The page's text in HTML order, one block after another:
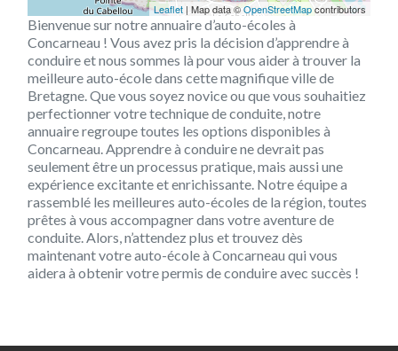
Leaflet | Map data ©OpenStreetMapcontributors
Bienvenue sur notre annuaire d’auto-écoles à
Concarneau ! Vous avez pris la décision d’apprendre à
conduire et nous sommes là pour vous aider à trouver la
meilleure auto-école dans cette magnifique ville de
Bretagne. Que vous soyez novice ou que vous souhaitiez
perfectionner votre technique de conduite, notre
annuaire regroupe toutes les options disponibles à
Concarneau. Apprendre à conduire ne devrait pas
seulement être un processus pratique, mais aussi une
expérience excitante et enrichissante. Notre équipe a
rassemblé les meilleures auto-écoles de la région, toutes
prêtes à vous accompagner dans votre aventure de
conduite. Alors, n’attendez plus et trouvez dès
maintenant votre auto-école à Concarneau qui vous
aidera à obtenir votre permis de conduire avec succès !